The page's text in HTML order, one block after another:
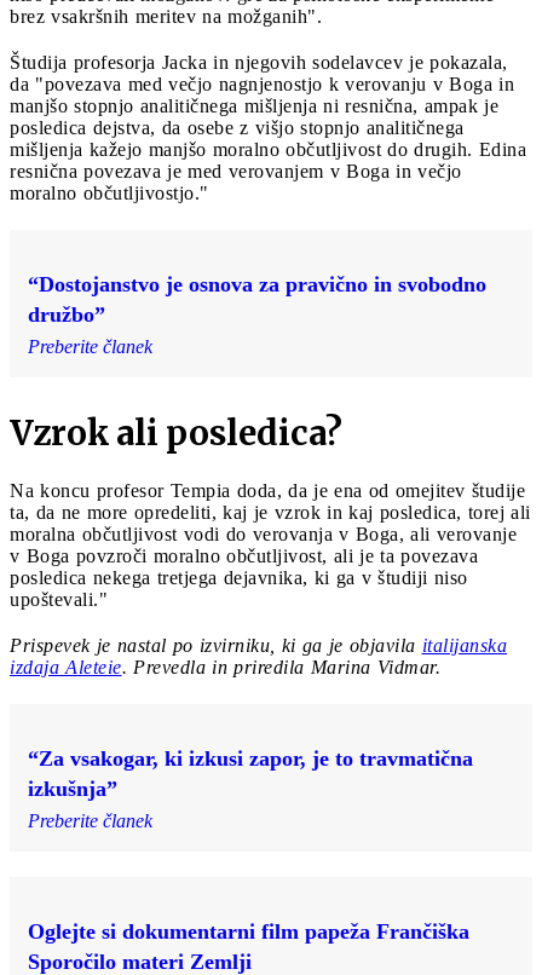
brez vsakršnih meritev na možganih".
Študija profesorja Jacka in njegovih sodelavcev je pokazala,
da "povezava med večjo nagnjenostjo k verovanju v Boga in
manjšo stopnjo analitičnega mišljenja ni resnična, ampak je
posledica dejstva, da osebe z višjo stopnjo analitičnega
mišljenja kažejo manjšo moralno občutljivost do drugih. Edina
resnična povezava je med verovanjem v Boga in večjo
moralno občutljivostjo."
“Dostojanstvo je osnova za pravično in svobodno
družbo”
Preberite članek
Vzrok ali posledica?
Na koncu profesor Tempia doda, da je ena od omejitev študije
ta, da ne more opredeliti, kaj je vzrok in kaj posledica, torej ali
moralna občutljivost vodi do verovanja v Boga, ali verovanje
v Boga povzroči moralno občutljivost, ali je ta povezava
posledica nekega tretjega dejavnika, ki ga v študiji niso
upoštevali."
Prispevek je nastal po izvirniku, ki ga je objavila italijanska
izdaja Aleteie. Prevedla in priredila Marina Vidmar.
“Za vsakogar, ki izkusi zapor, je to travmatična
izkušnja”
Preberite članek
Oglejte si dokumentarni film papeža Frančiška
Sporočilo materi Zemlji